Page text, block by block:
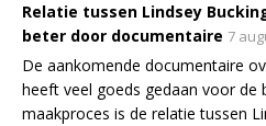
Relatie tussen Lindsey
beter door documentaire 7
De aankomende documentaire
heeft veel goeds gedaan voor de
maakproces is de relatie tussen